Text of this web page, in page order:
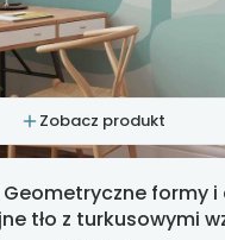
Zobacz produkt
formy i
tło z turkusowymi